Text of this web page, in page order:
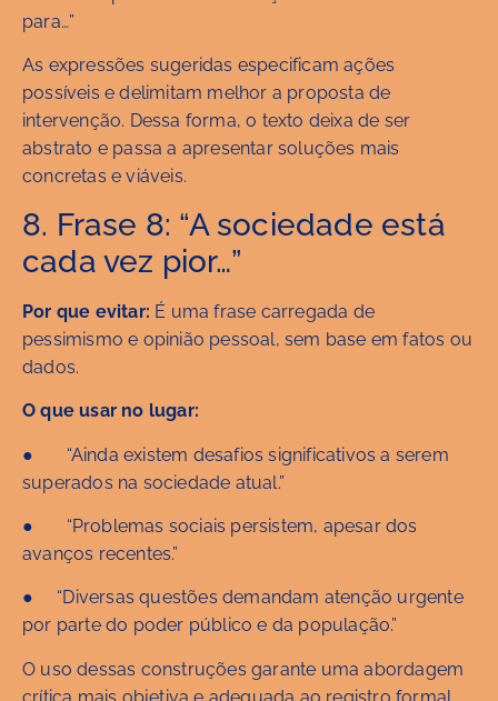
para…”
As expressões sugeridas especificam ações
possíveis e delimitam melhor a proposta de
intervenção. Dessa forma, o texto deixa de ser
abstrato e passa a apresentar soluções mais
concretas e viáveis.
8. Frase 8: “A sociedade está
cada vez pior…”
Por que evitar: É uma frase carregada de
pessimismo e opinião pessoal, sem base em fatos ou
dados.
O que usar no lugar:
● “Ainda existem desafios significativos a serem
superados na sociedade atual.”
● “Problemas sociais persistem, apesar dos
avanços recentes.”
● “Diversas questões demandam atenção urgente
por parte do poder público e da população.”
O uso dessas construções garante uma abordagem